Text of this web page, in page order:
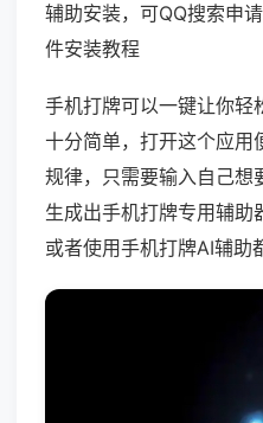
辅助安装，可QQ搜索申
件安装教程
手机打牌可以一键让你轻
十分简单，打开这个应用
规律，只需要输入自己想
生成出手机打牌专用辅助
或者使用手机打牌AI辅助